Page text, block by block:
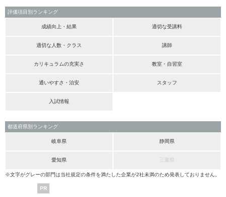
評価項目別ランキング
成績向上・結果 適切な受講料
適切な人数・クラス 講師
カリキュラムの充実さ 教室・自習室
通いやすさ・治安 スタッフ
入試情報
都道府県別ランキング
岐阜県 静岡県
愛知県
※文字がグレーの部門は当社規定の条件を満たした企業が2社未満のため発表しておりません。
PR